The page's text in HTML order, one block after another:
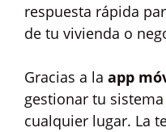
respuesta rápida
de tu vivienda o
Gracias a la app
gestionar tu
cualquier lugar. La